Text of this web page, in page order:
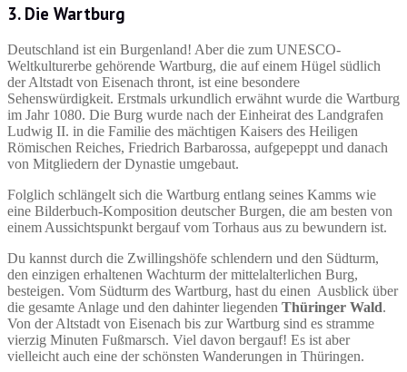
3. Die Wartburg
Deutschland ist ein Burgenland! Aber die zum UNESCO-
Weltkulturerbe gehörende Wartburg, die auf einem Hügel südlich
der Altstadt von Eisenach thront, ist eine besondere
Sehenswürdigkeit. Erstmals urkundlich erwähnt wurde die Wartburg
im Jahr 1080. Die Burg wurde nach der Einheirat des Landgrafen
Ludwig II. in die Familie des mächtigen Kaisers des Heiligen
Römischen Reiches, Friedrich Barbarossa, aufgepeppt und danach
von Mitgliedern der Dynastie umgebaut.
Folglich schlängelt sich die Wartburg entlang seines Kamms wie
eine Bilderbuch-Komposition deutscher Burgen, die am besten von
einem Aussichtspunkt bergauf vom Torhaus aus zu bewundern ist.
Du kannst durch die Zwillingshöfe schlendern und den Südturm,
den einzigen erhaltenen Wachturm der mittelalterlichen Burg,
besteigen. Vom Südturm des Wartburg, hast du einen Ausblick über
die gesamte Anlage und den dahinter liegenden Thüringer Wald.
Von der Altstadt von Eisenach bis zur Wartburg sind es stramme
vierzig Minuten Fußmarsch. Viel davon bergauf! Es ist aber
vielleicht auch eine der schönsten Wanderungen in Thüringen.